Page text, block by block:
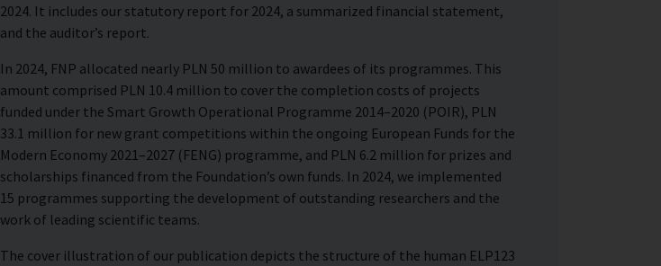
2024. It includes our statutory report for 2024, a summarized financial statement,
and the auditor’s report.
In 2024, FNP allocated nearly PLN 50 million to awardees of its programmes. This
amount comprised PLN 10.4 million to cover the completion costs of projects
funded under the Smart Growth Operational Programme 2014–2020 (POIR), PLN
33.1 million for new grant competitions within the ongoing European Funds for the
Modern Economy 2021–2027 (FENG) programme, and PLN 6.2 million for prizes and
scholarships financed from the Foundation’s own funds. In 2024, we implemented
15 programmes supporting the development of outstanding researchers and the
work of leading scientific teams.
The cover illustration of our publication depicts the structure of the human ELP123